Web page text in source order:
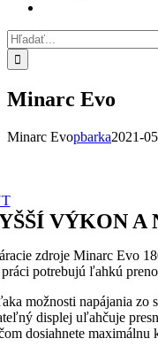
Hľadať:
Minarc Evo
Minarc Evopbarka2021-
VÝKON
zdroje Minarc Evo
potrebujú ľahkú
možnosti napájania zo
displej uľahčuje
dosiahnete